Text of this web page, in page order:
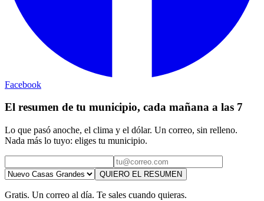
Facebook
El resumen de tu municipio, cada mañana a las 7
Lo que pasó anoche, el clima y el dólar. Un correo, sin relleno.
Nada más lo tuyo: eliges tu municipio.
QUIERO EL RESUMEN
Gratis. Un correo al día. Te sales cuando quieras.